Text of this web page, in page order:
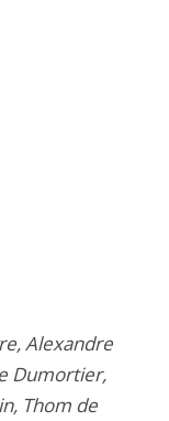
Alexandre
Dumortier,
Thom de